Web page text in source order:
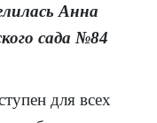
Анна
сада №84
для всех